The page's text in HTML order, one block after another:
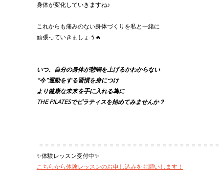
身体が変化していきますね♪
これからも痛みのない身体づくりを私と一緒に
頑張っていきましょう🔥
いつ、自分の身体が悲鳴を上げるかわからない
”今”運動をする習慣を身につけ
より健康な未来を手に入れる為に
THE PILATESでピラティスを始めてみませんか？
＝＝＝＝＝＝＝＝＝＝＝＝＝＝＝＝＝＝＝＝＝＝＝＝＝＝＝＝＝＝
✨体験レッスン受付中✨
こちらから体験レッスンのお申し込みをお願いします！